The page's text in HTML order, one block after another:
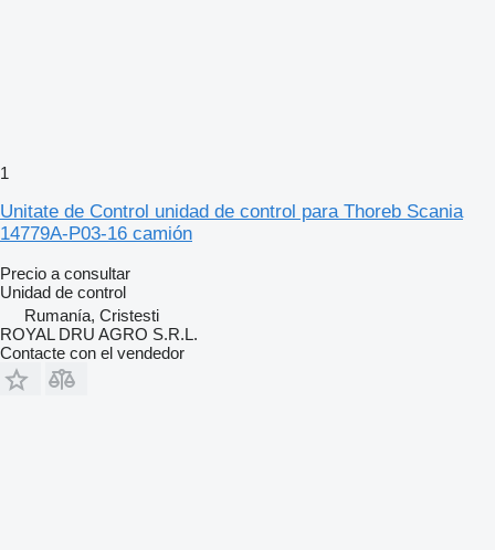
1
Unitate de Control unidad de control para Thoreb Scania
14779A-P03-16 camión
Precio a consultar
Unidad de control
Rumanía, Cristesti
ROYAL DRU AGRO S.R.L.
Contacte con el vendedor